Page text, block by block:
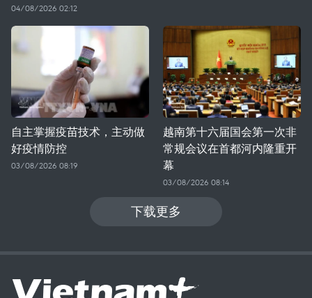
04/08/2026 02:12
自主掌握疫苗技术，主动做
好疫情防控
03/08/2026 08:19
越南第十六届国会第一次非
常规会议在首都河内隆重开
幕
03/08/2026 08:14
下载更多